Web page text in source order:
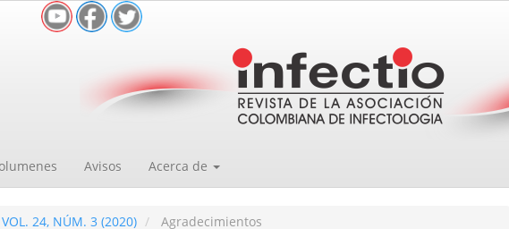
Avisos Acerca de
VOL. 24, NÚM. 3 (2020) Agradecimientos